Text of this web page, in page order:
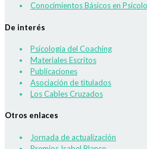
Conocimientos Básicos en
De interés
Psicología del Coaching
Materiales Escritos
Publicaciones
Asociación de titulados
Los Cables Cruzados
Otros enlaces
Jornada de actualización